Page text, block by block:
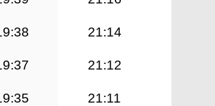
21:14
21:12
21:11